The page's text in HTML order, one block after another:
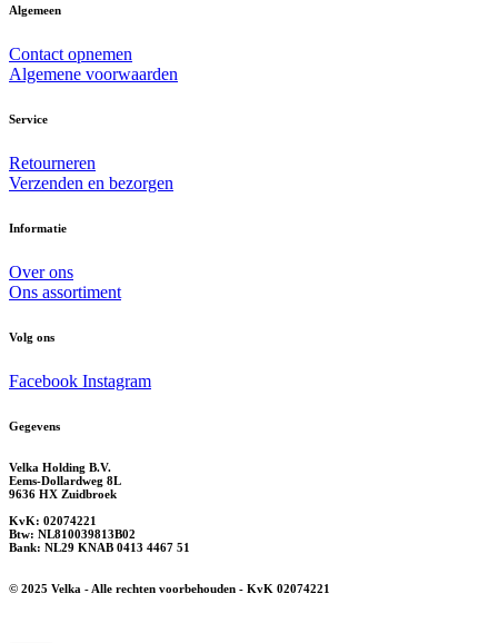
Algemeen
Contact opnemen
Algemene voorwaarden
Service
Retourneren
Verzenden en bezorgen
Informatie
Over ons
Ons assortiment
Volg ons
Facebook Instagram
Gegevens
Velka Holding B.V.
Eems-Dollardweg 8L
9636 HX Zuidbroek
KvK: 02074221
Btw: NL810039813B02
Bank: NL29 KNAB 0413 4467 51
© 2025 Velka - Alle rechten voorbehouden - KvK 02074221